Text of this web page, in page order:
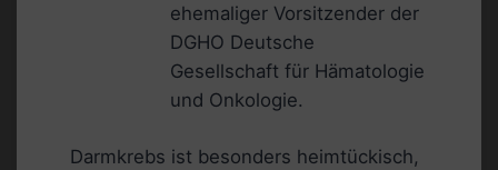
ehemaliger Vorsitzender der
DGHO Deutsche
Gesellschaft für Hämatologie
und Onkologie.
Darmkrebs ist besonders heimtückisch,